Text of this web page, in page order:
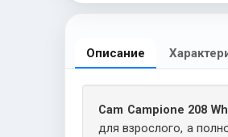
Описание
Cam Campione 208
для взрослого, а